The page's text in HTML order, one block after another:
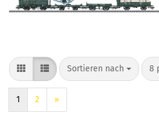
Sortieren nach
Sortieren nach 8
1 2 »